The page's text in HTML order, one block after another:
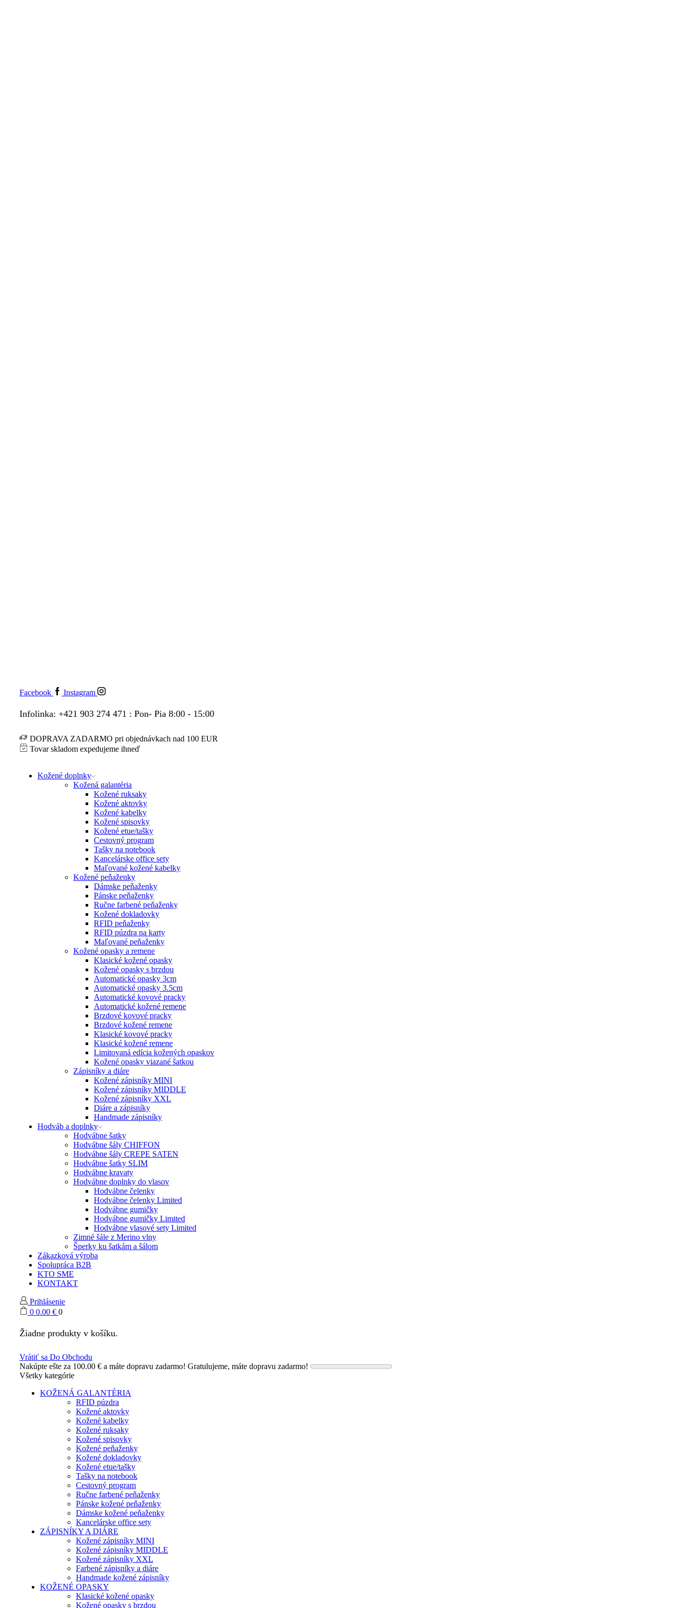
Facebook Instagram
Infolinka: +421 903 274 471 : Pon- Pia 8:00 - 15:00
DOPRAVA ZADARMO pri objednávkach nad 100 EUR
Tovar skladom expedujeme ihneď
Kožené doplnky
Kožená galantéria
Kožené ruksaky
Kožené aktovky
Kožené kabelky
Kožené spisovky
Kožené etue/tašky
Cestovný program
Tašky na notebook
Kancelárske office sety
Maľované kožené kabelky
Kožené peňaženky
Dámske peňaženky
Pánske peňaženky
Ručne farbené peňaženky
Kožené dokladovky
RFID peňaženky
RFID púzdra na karty
Maľované peňaženky
Kožené opasky a remene
Klasické kožené opasky
Kožené opasky s brzdou
Automatické opasky 3cm
Automatické opasky 3.5cm
Automatické kovové pracky
Automatické kožené remene
Brzdové kovové pracky
Brzdové kožené remene
Klasické kovové pracky
Klasické kožené remene
Limitovaná edícia kožených opaskov
Kožené opasky viazané šatkou
Zápisníky a diáre
Kožené zápisníky MINI
Kožené zápisníky MIDDLE
Kožené zápisníky XXL
Diáre a zápisníky
Handmade zápisníky
Hodváb a doplnky
Hodvábne šatky
Hodvábne šály CHIFFON
Hodvábne šály CREPE SATEN
Hodvábne šatky SLIM
Hodvábne kravaty
Hodvábne doplnky do vlasov
Hodvábne čelenky
Hodvábne čelenky Limited
Hodvábne gumičky
Hodvábne gumičky Limited
Hodvábne vlasové sety Limited
Zimné šále z Merino vlny
Šperky ku šatkám a šálom
Zákazková výroba
Spolupráca B2B
KTO SME
KONTAKT
Prihlásenie
0 0.00 € 0
Žiadne produkty v košíku.
Vrátiť sa Do Obchodu
Nakúpte ešte za 100.00 € a máte dopravu zadarmo! Gratulujeme, máte dopravu zadarmo!
Všetky kategórie
KOŽENÁ GALANTÉRIA
RFID púzdra
Kožené aktovky
Kožené kabelky
Kožené ruksaky
Kožené spisovky
Kožené peňaženky
Kožené dokladovky
Kožené etue/tašky
Tašky na notebook
Cestovný program
Ručne farbené peňaženky
Pánske kožené peňaženky
Dámske kožené peňaženky
Kancelárske office sety
ZÁPISNÍKY A DIÁRE
Kožené zápisníky MINI
Kožené zápisníky MIDDLE
Kožené zápisníky XXL
Farbené zápisníky a diáre
Handmade kožené zápisníky
KOŽENÉ OPASKY
Klasické kožené opasky
Kožené opasky s brzdou